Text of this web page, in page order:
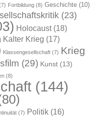
Fortbildung (8) Geschichte (10)
(23)
Holocaust(18)
Kalter Krieg (17)
Klassengesellschaft (7) Krieg
(29) Kunst (13)
(8)
(144)
(7) Politik (16)